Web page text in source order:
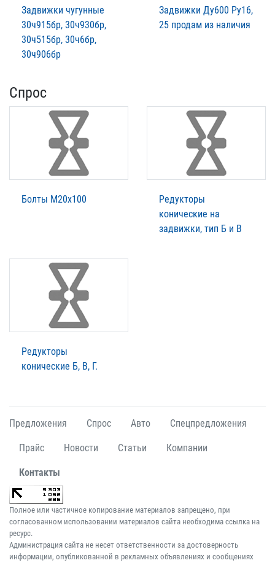
Задвижки чугунные
30ч915бр, 30ч930бр,
30ч515бр, 30ч6бр,
30ч906бр
Задвижки Ду600 Ру16,
25 продам из наличия
Спрос
Болты М20х100
Редукторы
конические на
задвижки, тип Б и В
Редукторы
конические Б, В, Г.
Предложения Спрос Авто Спецпредложения
Прайс Новости Статьи Компании
Контакты
Полное или частичное копирование материалов запрещено, при
согласованном использовании материалов сайта необходима ссылка на
ресурс.
Администрация сайта не несет ответственности за достоверность
информации, опубликованной в рекламных объявлениях и сообщениях